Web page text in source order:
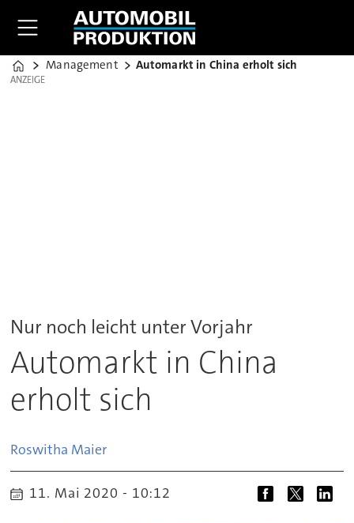
Home
Management Automarkt in China erholt sich
ANZEIGE
ANZEIGE
Nur noch leicht unter Vorjahr
Automarkt in China
erholt sich
Roswitha Maier
11. Mai 2020 - 10:12